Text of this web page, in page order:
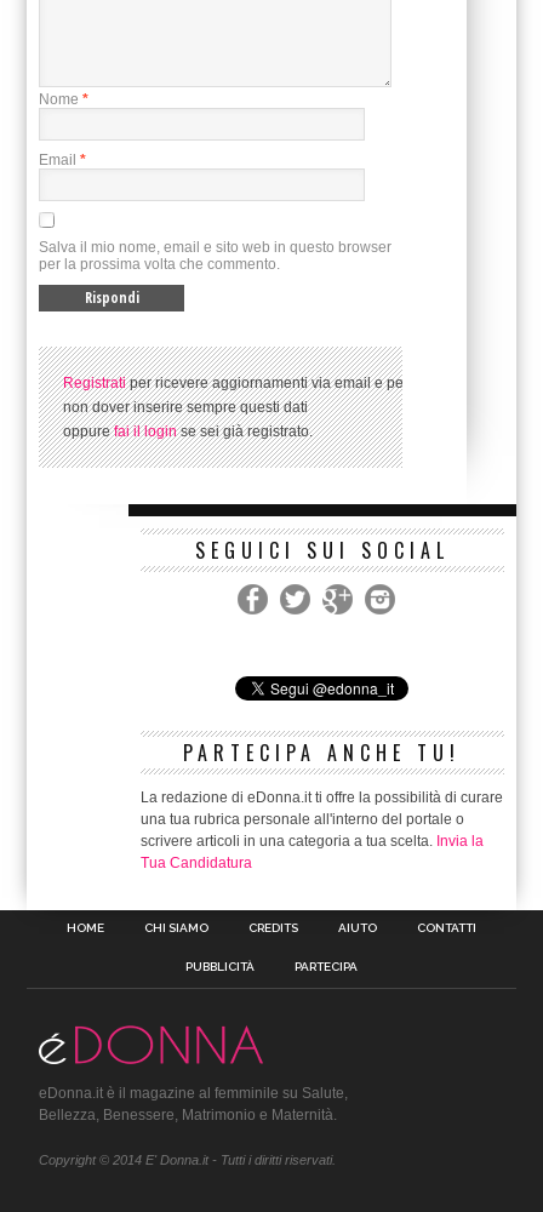
Nome *
Email *
Salva il mio nome, email e sito web in questo browser
per la prossima volta che commento.
Registratiper ricevere aggiornamenti via email e per
non dover inserire sempre questi dati
oppurefai il loginse sei già registrato.
SEGUICI SUI SOCIAL
PARTECIPA ANCHE TU!
La redazione di eDonna.it ti offre la possibilità di curare
una tua rubrica personale all'interno del portale o
scrivere articoli in una categoria a tua scelta. Invia la
Tua Candidatura
HOME CHI SIAMO CREDITS AIUTO CONTATTI
PUBBLICITÀ PARTECIPA
eDonna.it è il magazine al femminile su Salute,
Bellezza, Benessere, Matrimonio e Maternità.
Copyright © 2014 E' Donna.it - Tutti i diritti riservati.